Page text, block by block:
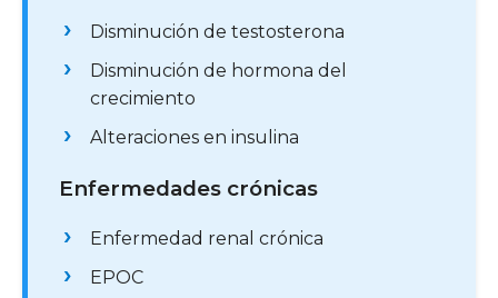
Disminución de testosterona
Disminución de hormona del
crecimiento
Alteraciones en insulina
Enfermedades crónicas
Enfermedad renal crónica
EPOC